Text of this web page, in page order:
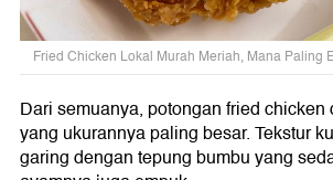
Fried Chicken Lokal Murah Meriah, Mana Paling
Dari semuanya, potongan fried chicken
yang ukurannya paling besar. Tekstur
garing dengan tepung bumbu yang